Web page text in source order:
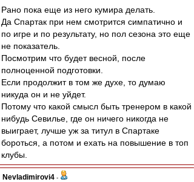
Рано пока еще из него кумира делать.
Да Спартак при нем смотрится симпатично и
по игре и по результату, но пол сезона это еще
не показатель.
Посмотрим что будет весной, после
полноценной подготовки.
Если продолжит в том же духе, то думаю
никуда он и не уйдет.
Потому что какой смысл быть тренером в какой
нибудь Севилье, где он ничего никогда не
выиграет, лучше уж за титул в Спартаке
бороться, а потом и ехать на повышение в топ
клубы.
Nevladimirovi4 -